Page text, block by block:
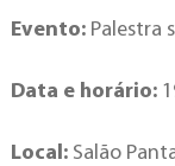
Evento: Palestra
Data e horário:
Local: Salão